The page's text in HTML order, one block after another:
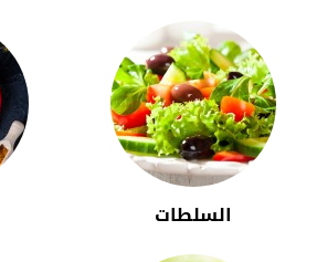
السلطات